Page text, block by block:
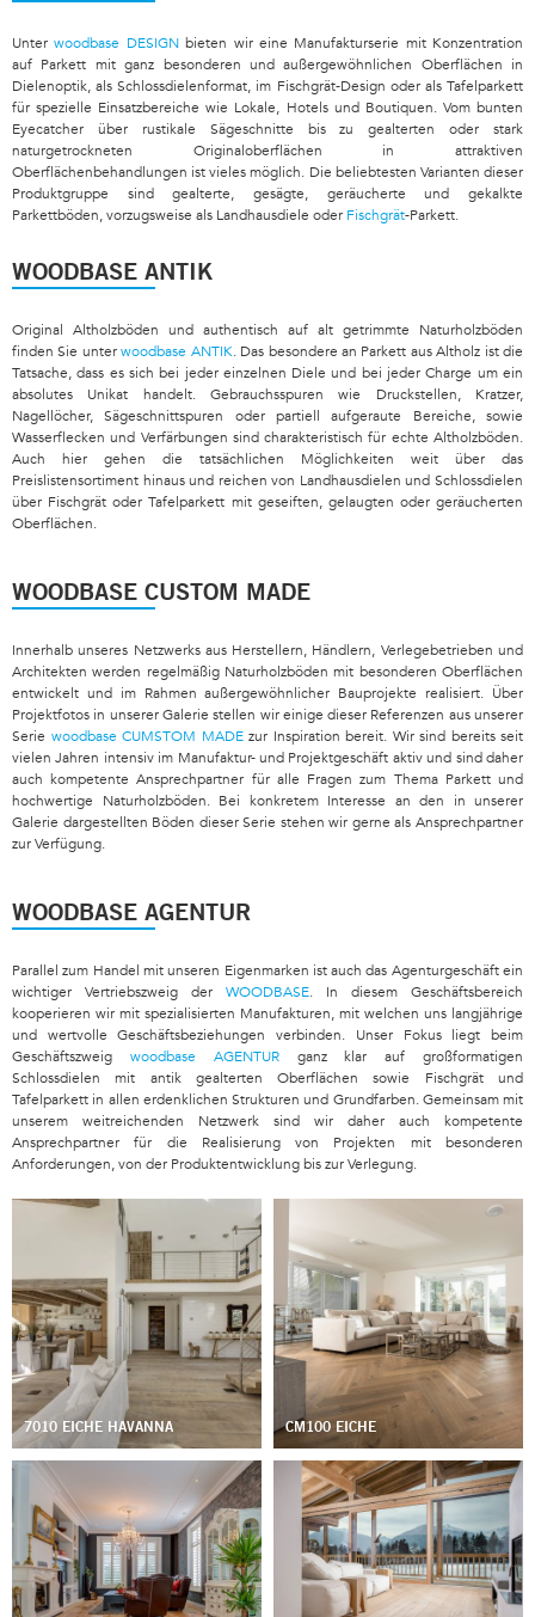
Unterwoodbase DESIGNbieten wir eine Manufakturserie mit Konzentration
auf Parkett mit ganz besonderen und außergewöhnlichen Oberflächen in
Dielenoptik, als Schlossdielenformat, im Fischgrät-Design oder als Tafelparkett
für spezielle Einsatzbereiche wie Lokale, Hotels und Boutiquen. Vom bunten
Eyecatcher über rustikale Sägeschnitte bis zu gealterten oder stark
naturgetrockneten Originaloberflächen in attraktiven
Oberflächenbehandlungen ist vieles möglich. Die beliebtesten Varianten dieser
Produktgruppe sind gealterte, gesägte, geräucherte und gekalkte
Parkettböden, vorzugsweise als Landhausdiele oder Fischgrät-Parkett.
WOODBASE ANTIK
Original Altholzböden und authentisch auf alt getrimmte Naturholzböden
finden Sie unterwoodbase ANTIK. Das besondere an Parkett aus Altholz ist die
Tatsache, dass es sich bei jeder einzelnen Diele und bei jeder Charge um ein
absolutes Unikat handelt. Gebrauchsspuren wie Druckstellen, Kratzer,
Nagellöcher, Sägeschnittspuren oder partiell aufgeraute Bereiche, sowie
Wasserflecken und Verfärbungen sind charakteristisch für echte Altholzböden.
Auch hier gehen die tatsächlichen Möglichkeiten weit über das
Preislistensortiment hinaus und reichen von Landhausdielen und Schlossdielen
über Fischgrät oder Tafelparkett mit geseiften, gelaugten oder geräucherten
Oberflächen.
WOODBASE CUSTOM MADE
Innerhalb unseres Netzwerks aus Herstellern, Händlern, Verlegebetrieben und
Architekten werden regelmäßig Naturholzböden mit besonderen Oberflächen
entwickelt und im Rahmen außergewöhnlicher Bauprojekte realisiert. Über
Projektfotos in unserer Galerie stellen wir einige dieser Referenzen aus unserer
Serie woodbase CUMSTOM MADEzur Inspiration bereit. Wir sind bereits seit
vielen Jahren intensiv im Manufaktur- und Projektgeschäft aktiv und sind daher
auch kompetente Ansprechpartner für alle Fragen zum Thema Parkett und
hochwertige Naturholzböden. Bei konkretem Interesse an den in unserer
Galerie dargestellten Böden dieser Serie stehen wir gerne als Ansprechpartner
zur Verfügung.
WOODBASE AGENTUR
Parallel zum Handel mit unseren Eigenmarken ist auch das Agenturgeschäft ein
wichtiger Vertriebszweig der WOODBASE. In diesem Geschäftsbereich
kooperieren wir mit spezialisierten Manufakturen, mit welchen uns langjährige
und wertvolle Geschäftsbeziehungen verbinden. Unser Fokus liegt beim
Geschäftszweig woodbase AGENTURganz klar auf großformatigen
Schlossdielen mit antik gealterten Oberflächen sowie Fischgrät und
Tafelparkett in allen erdenklichen Strukturen und Grundfarben. Gemeinsam mit
unserem weitreichenden Netzwerk sind wir daher auch kompetente
Ansprechpartner für die Realisierung von Projekten mit besonderen
Anforderungen, von der Produktentwicklung bis zur Verlegung.
7010 EICHE HAVANNA CM100 EICHE